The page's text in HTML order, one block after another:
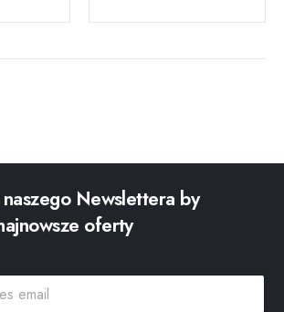
Newslettera by
oferty